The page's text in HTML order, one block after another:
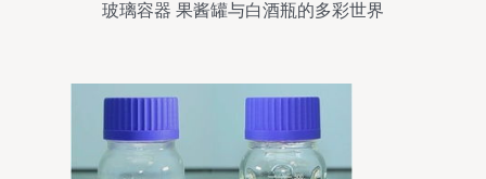
玻璃容器 果酱罐与白酒瓶的多彩世界